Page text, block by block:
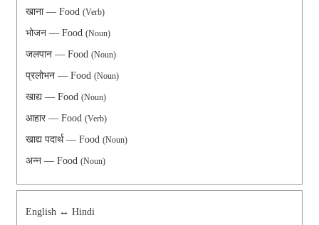
खाना — Food (Verb)
भोजन — Food (Noun)
जलपान — Food (Noun)
प्रलोभन — Food (Noun)
खाद्य — Food (Noun)
आहार — Food (Verb)
खाद्य पदार्थ — Food (Noun)
अन्न — Food (Noun)
English ↔ Hindi